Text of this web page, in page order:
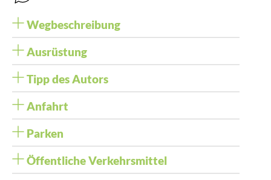
Wegbeschreibung
Ausrüstung
Tipp des Autors
Anfahrt
Parken
Öffentliche Verkehrsmittel